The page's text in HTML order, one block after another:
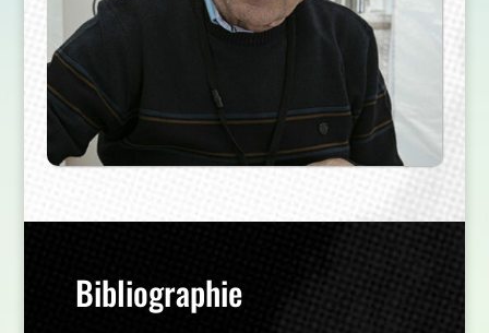
Bibliographie